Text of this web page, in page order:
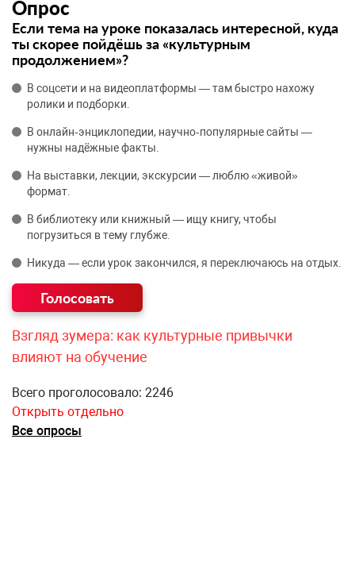
Опрос
Если тема на уроке показалась интересной, куда
ты скорее пойдёшь за «культурным
продолжением»?
В соцсети и на видеоплатформы — там быстро нахожу
ролики и подборки.
В онлайн‑энциклопедии, научно‑популярные сайты —
нужны надёжные факты.
На выставки, лекции, экскурсии — люблю «живой»
формат.
В библиотеку или книжный — ищу книгу, чтобы
погрузиться в тему глубже.
Никуда — если урок закончился, я переключаюсь на отдых.
Взгляд зумера: как культурные привычки
влияют на обучение
Всего проголосовало: 2246
Открыть отдельно
Все опросы